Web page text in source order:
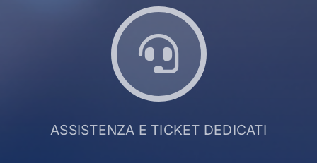
ASSISTENZA E TICKET DEDICATI